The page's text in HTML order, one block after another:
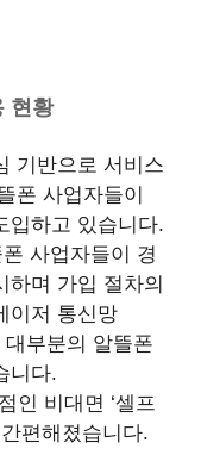
현황
기반으로 서비스
폰 사업자들이
입하고 있습니다.
사업자들이 경
하며 가입 절차의
이저 통신망
대부분의 알뜰폰
니다.
인 비대면 ‘셀프
편해졌습니다.